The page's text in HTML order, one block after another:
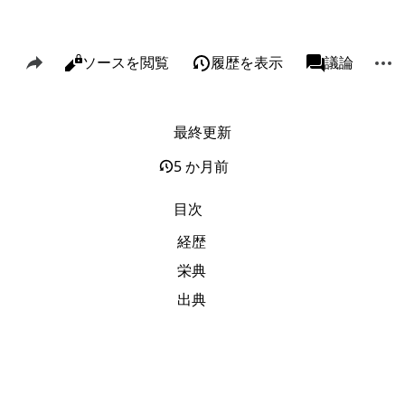
このページを共有
表示
閲覧ソースを閲覧 履歴を表示 associated-
ページ議論
リンク元
関連ページの更新状況
ページ情報
このページを引用
最終更新
5 か月前
目次
経歴
栄典
出典